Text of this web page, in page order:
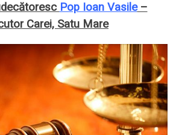
Pop Ioan Vasile–
Carei, Satu Mare